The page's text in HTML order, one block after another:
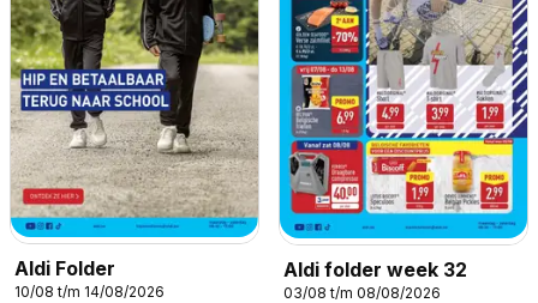
Aldi Folder
10/08 t/m 14/08/2026
Aldi folder week 32
03/08 t/m 08/08/2026